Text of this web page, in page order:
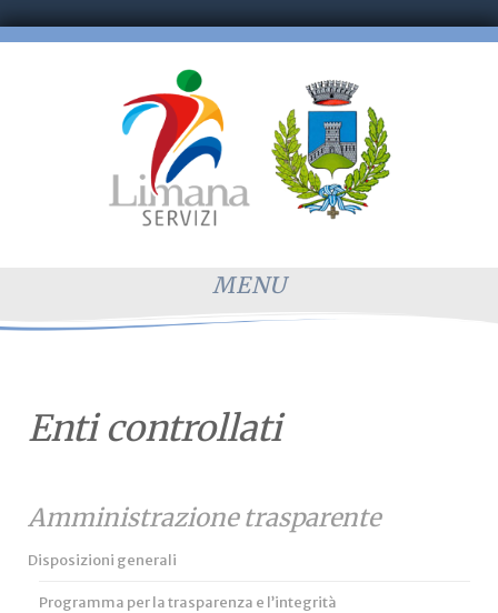
MENU
Enti controllati
Amministrazione trasparente
Disposizioni generali
Programma per la trasparenza e l’integrità